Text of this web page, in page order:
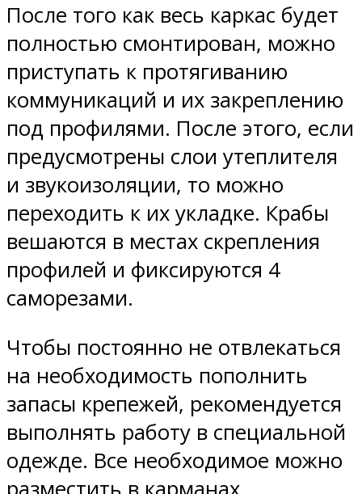
После того как весь каркас будет
полностью смонтирован, можно
приступать к протягиванию
коммуникаций и их закреплению
под профилями. После этого, если
предусмотрены слои утеплителя
и звукоизоляции, то можно
переходить к их укладке. Крабы
вешаются в местах скрепления
профилей и фиксируются 4
саморезами.
Чтобы постоянно не отвлекаться
на необходимость пополнить
запасы крепежей, рекомендуется
выполнять работу в специальной
одежде. Все необходимое можно